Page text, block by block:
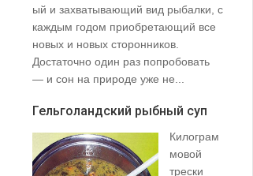
ый и захватывающий вид рыбалки, с
каждым годом приобретающий все
новых и новых сторонников.
Достаточно один раз попробовать
— и сон на природе уже не...
Гельголандский рыбный суп
Килограм
мовой
трески